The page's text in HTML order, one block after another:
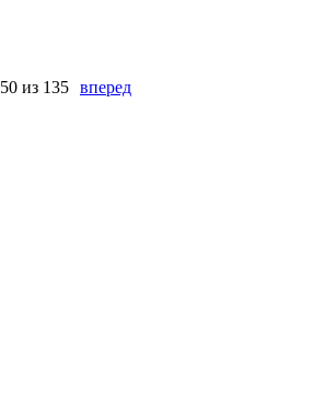
50 из 135 вперед